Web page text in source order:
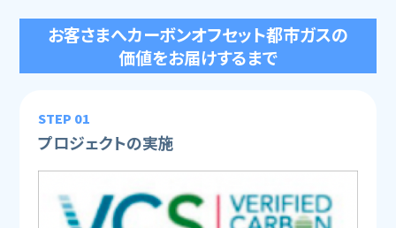
お客さまへカーボンオフセット都市ガスの
価値をお届けするまで
STEP 01
プロジェクトの実施